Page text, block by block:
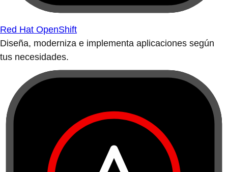
Red Hat OpenShift
Diseña, moderniza e implementa aplicaciones según
tus necesidades.